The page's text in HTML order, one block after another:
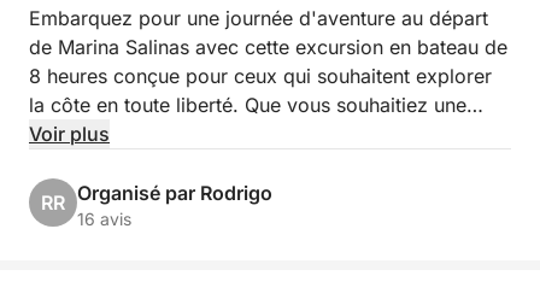
Embarquez pour une journée d'aventure au départ
de Marina Salinas avec cette excursion en bateau de
8 heures conçue pour ceux qui souhaitent explorer
la côte en toute liberté. Que vous souhaitiez une
journée de détente entre amis ou une sortie
temps et l'espace nécessaires pour profiter de la
Méditerranée à votre façon.
Voir plus
RR Organisé par Rodrigo
16 avis